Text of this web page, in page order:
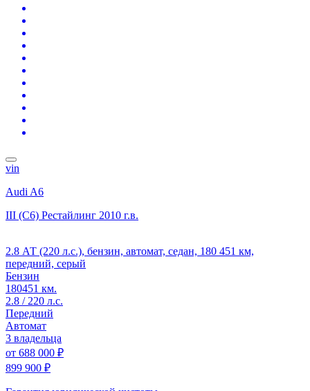
vin
Audi A6
III (C6) Рестайлинг 2010 г.в.
2.8 АТ (220 л.с.), бензин, автомат, седан, 180 451 км,
передний, серый
Бензин
180451 км.
2.8 / 220 л.с.
Передний
Автомат
3 владельца
от 688 000 ₽
899 900 ₽